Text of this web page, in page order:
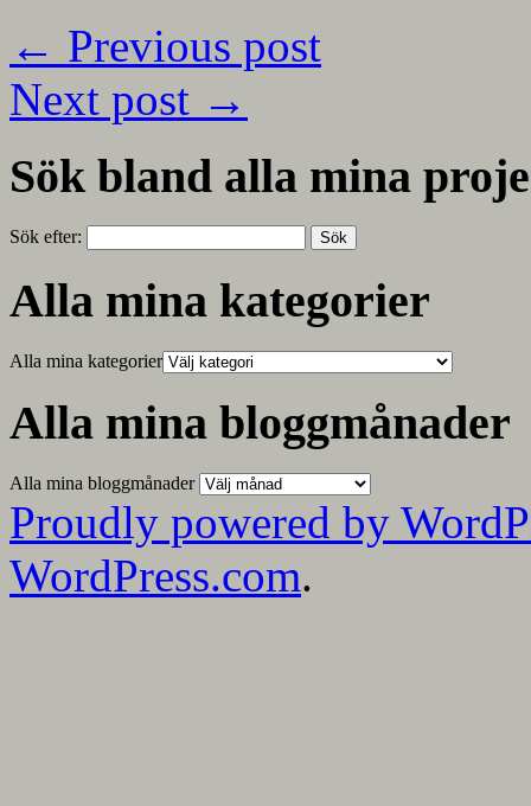
← Previous post
Next post →
Sök bland alla mina
Sök efter:
Alla mina kategorier
Alla mina kategorier
Alla mina bloggmånader
Alla mina bloggmånader
Proudly powered by
WordPress.com.